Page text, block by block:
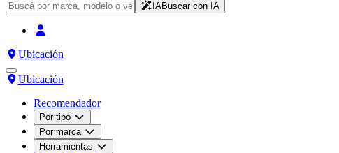
IABuscar con IA
Ubicación
Ubicación
Recomendador
Por tipo
Por marca
Herramientas